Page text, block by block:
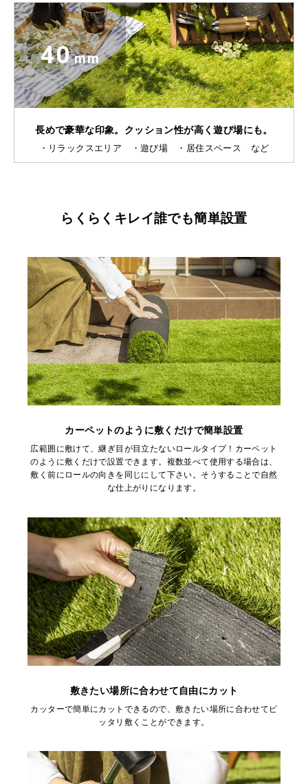
40mm
長めで豪華な印象。クッション性が高く遊び場にも。
・リラックスエリア ・遊び場 ・居住スペース など
らくらくキレイ誰でも簡単設置
カーペットのように敷くだけで簡単設置
広範囲に敷けて、継ぎ目が目立たないロールタイプ！カーペット
のように敷くだけで設置できます。複数並べて使用する場合は、
敷く前にロールの向きを同じにして下さい。そうすることで自然
な仕上がりになります。
敷きたい場所に合わせて自由にカット
カッターで簡単にカットできるので、敷きたい場所に合わせてピ
ッタリ敷くことができます。